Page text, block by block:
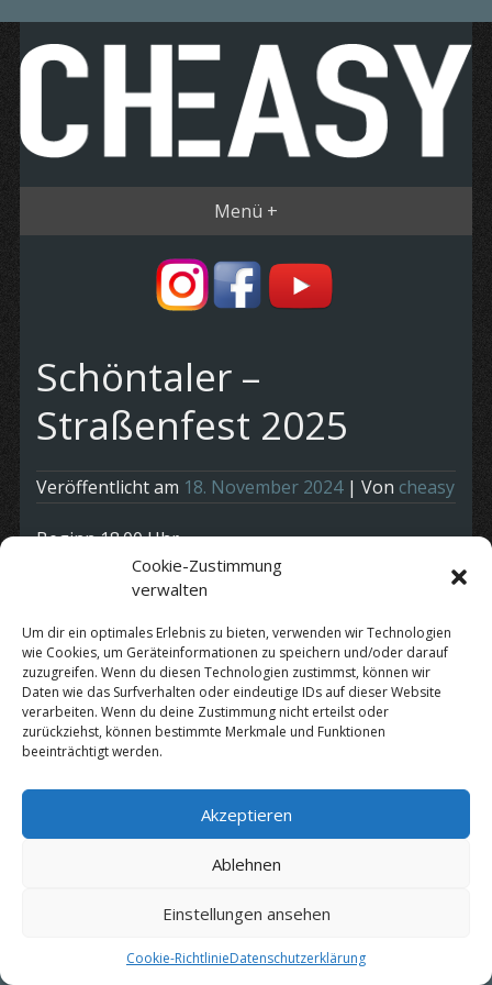
Cookie-Zustimmung
verwalten
Um dir ein optimales Erlebnis zu bieten, verwenden wir Technologien
wie Cookies, um Geräteinformationen zu speichern und/oder darauf
zuzugreifen. Wenn du diesen Technologien zustimmst, können wir
Daten wie das Surfverhalten oder eindeutige IDs auf dieser Website
verarbeiten. Wenn du deine Zustimmung nicht erteilst oder
zurückziehst, können bestimmte Merkmale und Funktionen
beeinträchtigt werden.
Akzeptieren
Ablehnen
Einstellungen ansehen
Cookie-RichtlinieDatenschutzerklärung
Menü +
Schöntaler –
Straßenfest 2025
Veröffentlicht am 18. November 2024| Von cheasy
Beginn 18.00 Uhr.
Legendär mit Kultstatus.
Kategorie:Termine
Datenschutz|Impressum